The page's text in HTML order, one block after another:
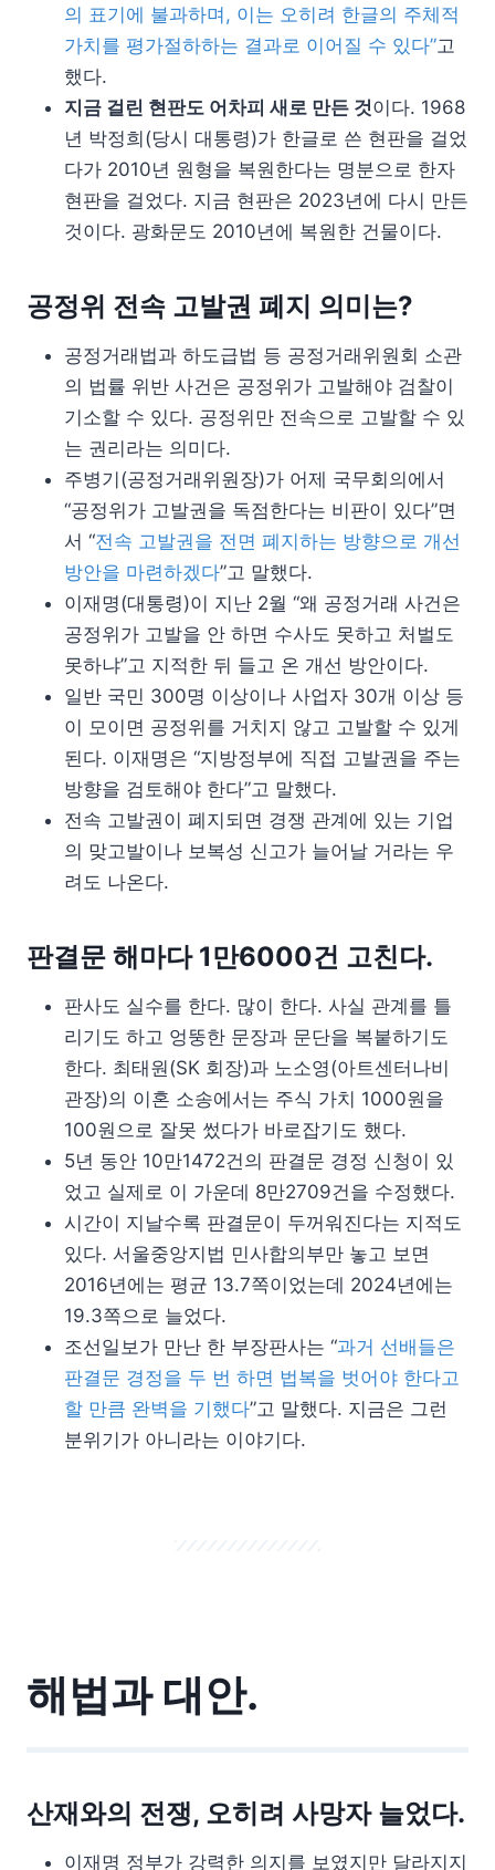
의 표기에 불과하며, 이는 오히려 한글의 주체적
가치를 평가절하하는 결과로 이어질 수 있다”고
했다.
지금 걸린 현판도 어차피 새로 만든 것이다. 1968
년 박정희(당시 대통령)가 한글로 쓴 현판을 걸었
다가 2010년 원형을 복원한다는 명분으로 한자
현판을 걸었다. 지금 현판은 2023년에 다시 만든
것이다. 광화문도 2010년에 복원한 건물이다.
공정위 전속 고발권 폐지 의미는?
공정거래법과 하도급법 등 공정거래위원회 소관
의 법률 위반 사건은 공정위가 고발해야 검찰이
기소할 수 있다. 공정위만 전속으로 고발할 수 있
는 권리라는 의미다.
주병기(공정거래위원장)가 어제 국무회의에서
“공정위가 고발권을 독점한다는 비판이 있다”면
서 “전속 고발권을 전면 폐지하는 방향으로 개선
방안을 마련하겠다”고 말했다.
이재명(대통령)이 지난 2월 “왜 공정거래 사건은
공정위가 고발을 안 하면 수사도 못하고 처벌도
못하냐”고 지적한 뒤 들고 온 개선 방안이다.
일반 국민 300명 이상이나 사업자 30개 이상 등
이 모이면 공정위를 거치지 않고 고발할 수 있게
된다. 이재명은 “지방정부에 직접 고발권을 주는
방향을 검토해야 한다”고 말했다.
전속 고발권이 폐지되면 경쟁 관계에 있는 기업
의 맞고발이나 보복성 신고가 늘어날 거라는 우
려도 나온다.
판결문 해마다 1만6000건 고친다.
판사도 실수를 한다. 많이 한다. 사실 관계를 틀
리기도 하고 엉뚱한 문장과 문단을 복붙하기도
한다. 최태원(SK 회장)과 노소영(아트센터나비
관장)의 이혼 소송에서는 주식 가치 1000원을
100원으로 잘못 썼다가 바로잡기도 했다.
5년 동안 10만1472건의 판결문 경정 신청이 있
었고 실제로 이 가운데 8만2709건을 수정했다.
시간이 지날수록 판결문이 두꺼워진다는 지적도
있다. 서울중앙지법 민사합의부만 놓고 보면
2016년에는 평균 13.7쪽이었는데 2024년에는
19.3쪽으로 늘었다.
조선일보가 만난 한 부장판사는 “과거 선배들은
판결문 경정을 두 번 하면 법복을 벗어야 한다고
할 만큼 완벽을 기했다”고 말했다. 지금은 그런
분위기가 아니라는 이야기다.
해법과 대안.
산재와의 전쟁, 오히려 사망자 늘었다.
이재명 정부가 강력한 의지를 보였지만 달라지지